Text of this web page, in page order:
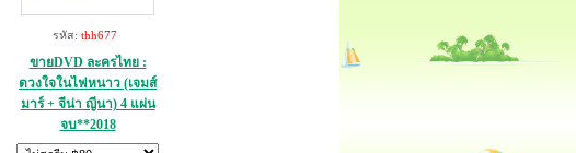
รหัส: thh677
ขายDVD ละครไทย :
ดวงใจในไฟหนาว (เจมส์
มาร์ + จีน่า ญีนา) 4 แผ่น
จบ**2018